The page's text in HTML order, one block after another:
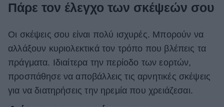
Πάρε τον έλεγχο των σκέψεών σου
Οι σκέψεις σου είναι πολύ ισχυρές. Μπορούν να
αλλάξουν κυριολεκτικά τον τρόπο που βλέπεις τα
πράγματα. Ιδιαίτερα την περίοδο των εορτών,
προσπάθησε να αποβάλλεις τις αρνητικές σκέψεις
για να διατηρήσεις την ηρεμία που χρειάζεσαι.